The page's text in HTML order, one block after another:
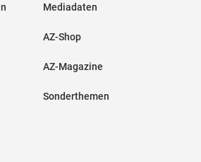
Mediadaten
AZ-Shop
AZ-Magazine
Sonderthemen